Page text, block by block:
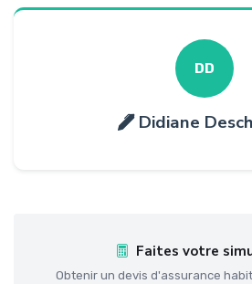
DD
Didiane
Faites votre
Obtenir un devis d'assurance